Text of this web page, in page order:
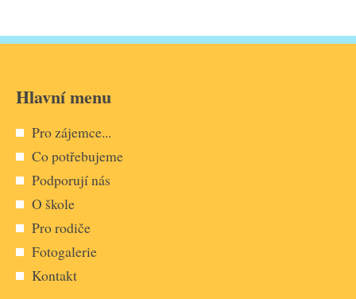
Hlavní menu
Pro zájemce...
Co potřebujeme
Podporují nás
O škole
Pro rodiče
Fotogalerie
Kontakt